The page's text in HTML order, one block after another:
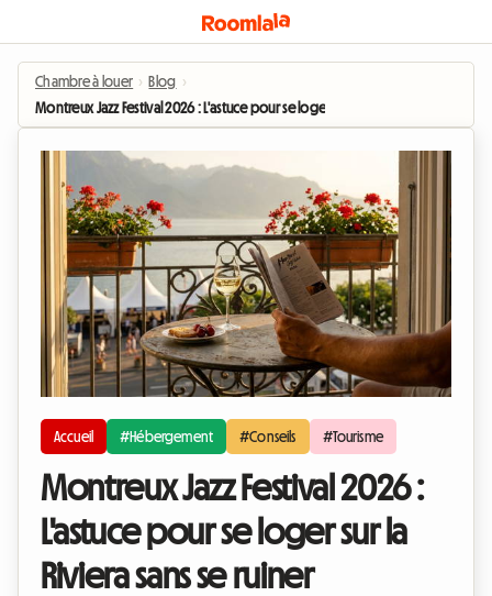
Chambre à louer › Blog ›
Montreux Jazz Festival 2026 : L'astuce pour se loger sur la Riviera sans se ruiner
Accueil #Hébergement #Conseils #Tourisme
Montreux Jazz Festival 2026 :
L'astuce pour se loger sur la
Riviera sans se ruiner